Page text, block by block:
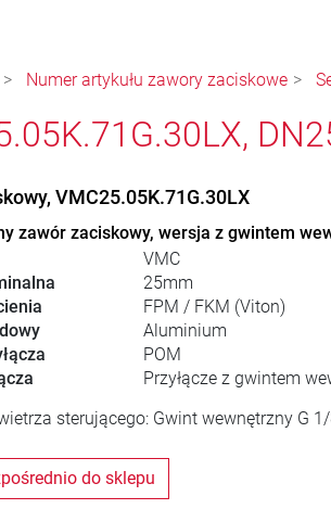
Numer artykułu zawory zaciskowe
VMC25.05K.71G.30LX
zawór zaciskowy, wersja z gwintem
VMC
25mm
FPM / FKM (Viton)
Aluminium
POM
Przyłącze z gwintem
sterującego: Gwint wewnętrzny G
do sklepu